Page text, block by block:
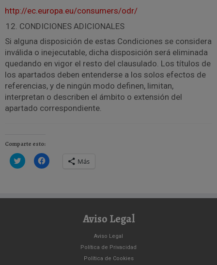
http://ec.europa.eu/consumers/odr/
CONDICIONES ADICIONALES
Si alguna disposición de estas Condiciones se considera
inválida o inejecutable, dicha disposición será eliminada
quedando en vigor el resto del clausulado. Los títulos de
los apartados deben entenderse a los solos efectos de
referencias, y de ningún modo definen, limitan,
interpretan o describen el ámbito o extensión del
apartado correspondiente.
Comparte esto:
Haz
clic
(Se
Haz
clic
(Se
Más
Aviso Legal
Aviso Legal
Política de Privacidad
Política de Cookies